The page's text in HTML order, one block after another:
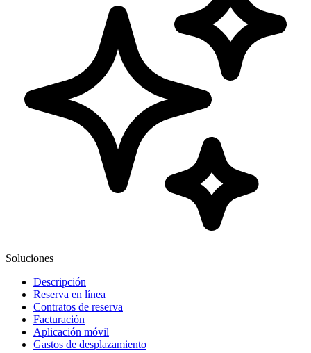
Soluciones
Descripción
Reserva en línea
Contratos de reserva
Facturación
Aplicación móvil
Gastos de desplazamiento